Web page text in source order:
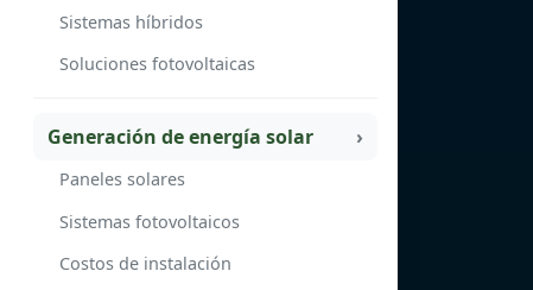
Sistemas híbridos
Soluciones fotovoltaicas
Generación de energía solar
Paneles solares
Sistemas fotovoltaicos
Costos de instalación